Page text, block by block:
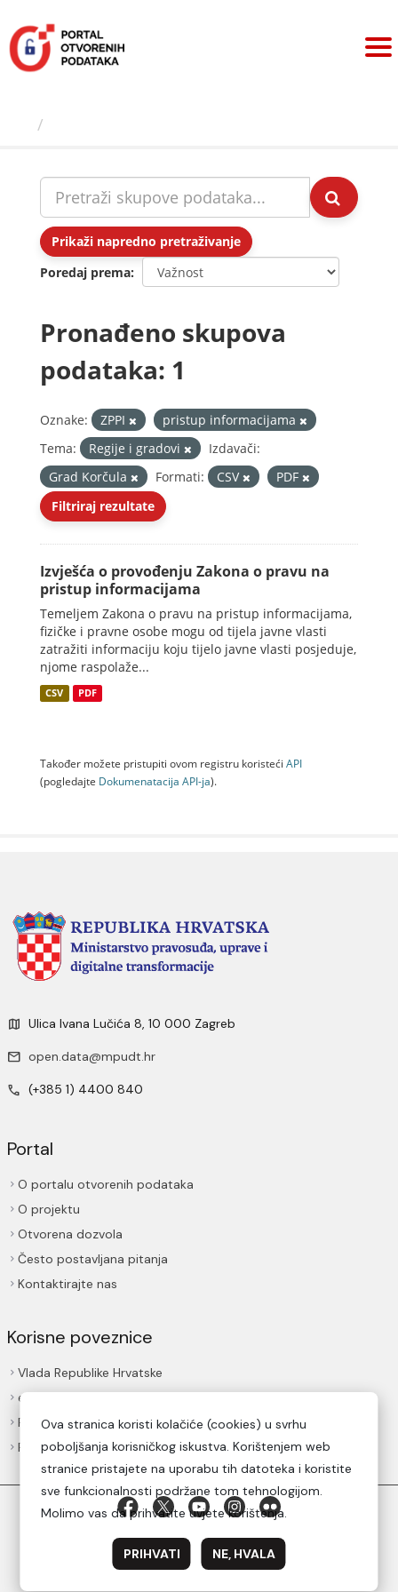
sadržaj
Prikaži napredno pretraživanje
Poredaj prema
Pronađeno skupova
podataka: 1
Oznake: ZPPI
pristup informacijama
Tema:
Regije i gradovi
Izdavači:
Grad Korčula
Formati: CSV
PDF
Filtriraj rezultate
Izvješća o provođenju Zakona o pravu na
pristup informacijama
Temeljem Zakona o pravu na pristup informacijama,
fizičke i pravne osobe mogu od tijela javne vlasti
zatražiti informaciju koju tijelo javne vlasti posjeduje,
njome raspolaže...
CSV PDF
Također možete pristupiti ovom registru koristeći API
(pogledajte Dokumenаtаcijа API-jа).